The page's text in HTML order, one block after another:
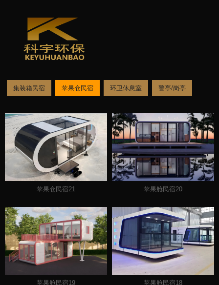
您当前的位置：首页/移动房屋 /苹果仓民宿
集装箱民宿 苹果仓民宿 环卫休息室 警亭/岗亭
苹果仓民宿21 苹果舱民宿20
苹果舱民宿19 苹果舱民宿18